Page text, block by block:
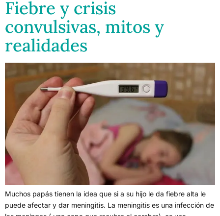
Fiebre y crisis
convulsivas, mitos y
realidades
Muchos papás tienen la idea que si a su hijo le da fiebre alta le
puede afectar y dar meningitis. La meningitis es una infección de